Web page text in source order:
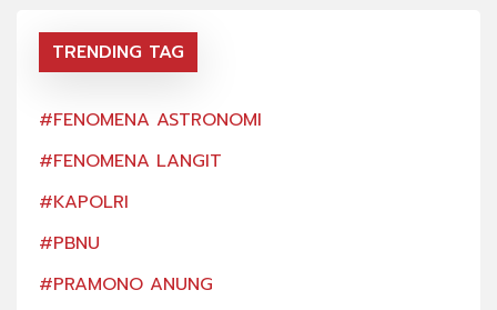
TRENDING TAG
#FENOMENA ASTRONOMI
#FENOMENA LANGIT
#KAPOLRI
#PBNU
#PRAMONO ANUNG